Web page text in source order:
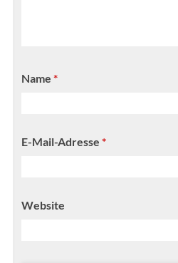
Name *
E-Mail-Adresse *
Website